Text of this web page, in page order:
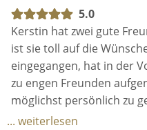
ganzen Saal
mitgenommen und
trocken, vor Lachen und
Auch bei der
wir durchweg ein gutes
sie ist mit Herzblut und
bei jeder Nachfrage mit
5.0
Kerstin hat zwei gute
ist sie toll auf die
eingegangen, hat in der
zu engen Freunden
möglichst persönlich zu
berührend mit der
... weiterlesen